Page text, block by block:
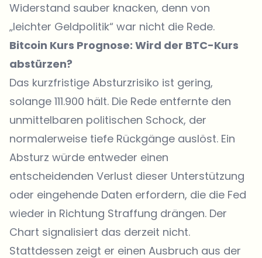
Widerstand sauber knacken, denn von
„leichter Geldpolitik“ war nicht die Rede.
Bitcoin Kurs Prognose: Wird der BTC-Kurs
abstürzen?
Das kurzfristige Absturzrisiko ist gering,
solange 111.900 hält. Die Rede entfernte den
unmittelbaren politischen Schock, der
normalerweise tiefe Rückgänge auslöst. Ein
Absturz würde entweder einen
entscheidenden Verlust dieser Unterstützung
oder eingehende Daten erfordern, die die Fed
wieder in Richtung Straffung drängen. Der
Chart signalisiert das derzeit nicht.
Stattdessen zeigt er einen Ausbruch aus der